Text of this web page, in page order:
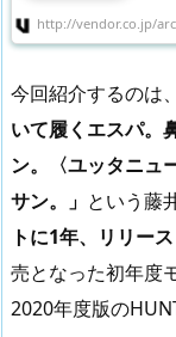
http://vendor.co.jp/
今回紹介するのは
いて履くエスパ。
ン。〈ユッタニュ
サン。」 という藤
トに1年、リリー
売となった初年度
2020年度版の